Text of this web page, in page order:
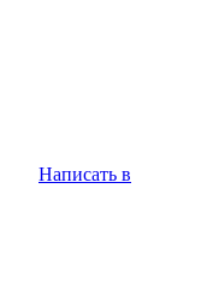
Написать в